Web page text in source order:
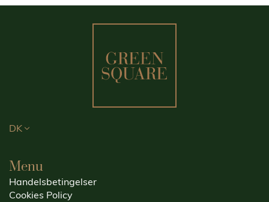
DK
Menu
Handelsbetingelser
Cookies Policy